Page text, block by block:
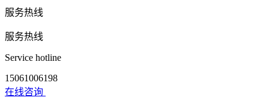
服务热线
服务热线
Service hotline
15061006198
在线咨询